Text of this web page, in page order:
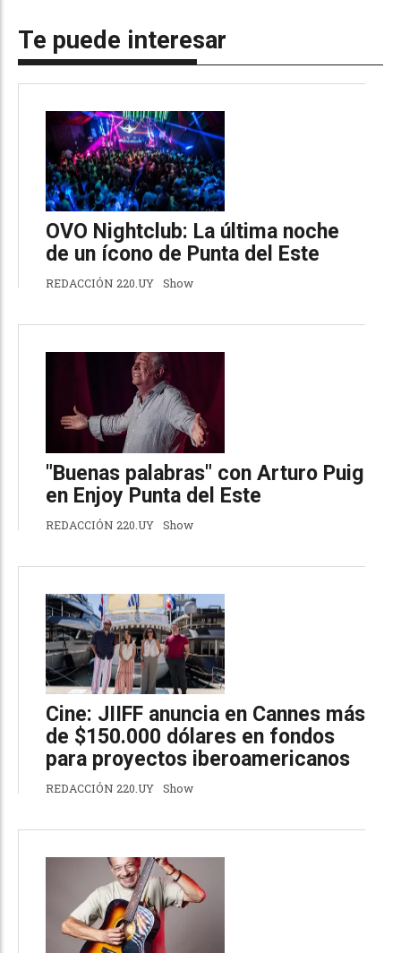
Te puede interesar
OVO Nightclub: La última noche
de un ícono de Punta del Este
REDACCIÓN 220.UY Show
"Buenas palabras" con Arturo Puig
en Enjoy Punta del Este
REDACCIÓN 220.UY Show
Cine: JIIFF anuncia en Cannes más
de $150.000 dólares en fondos
para proyectos iberoamericanos
REDACCIÓN 220.UY Show